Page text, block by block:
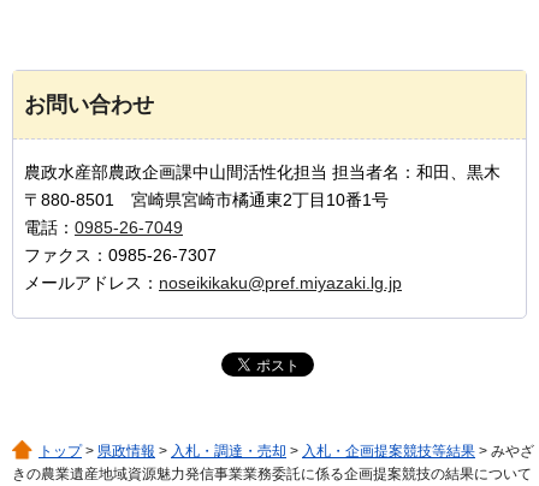
お問い合わせ
農政水産部農政企画課中山間活性化担当 担当者名：和田、黒木
〒880-8501 宮崎県宮崎市橘通東2丁目10番1号
電話： 0985-26-7049
ファクス：0985-26-7307
メールアドレス： noseikikaku@pref.miyazaki.lg.jp
トップ> 県政情報 > 入札・調達・売却 > 入札・企画提案競技等結果 > みやざ
きの農業遺産地域資源魅力発信事業業務委託に係る企画提案競技の結果について